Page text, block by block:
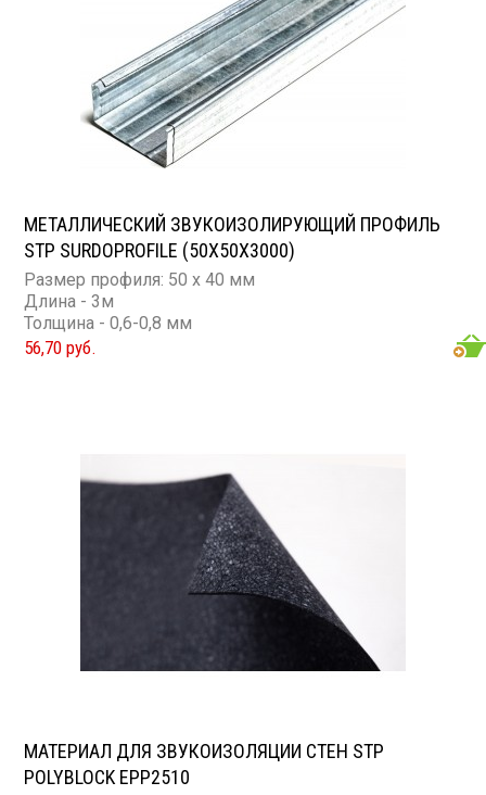
МЕТАЛЛИЧЕСКИЙ ЗВУКОИЗОЛИРУЮЩИЙ ПРОФИЛЬ
STP SURDOPROFILE (50Х50Х3000)
Размер профиля: 50 х 40 мм
Длина - 3м
Толщина - 0,6-0,8 мм
56,70 руб.
МАТЕРИАЛ ДЛЯ ЗВУКОИЗОЛЯЦИИ СТЕН STP
POLYBLOCK EPP2510